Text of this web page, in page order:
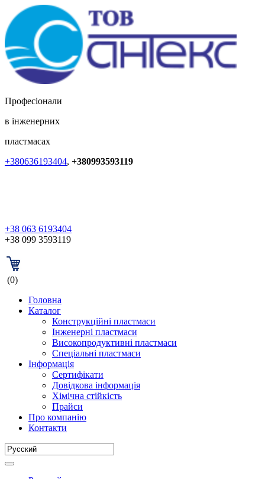
Професіонали
в інженерних
пластмасах
+380636193404, +380993593119
+38 063 6193404
+38 099 3593119
(0)
Головна
Каталог
Конструкційні пластмаси
Інженерні пластмаси
Високопродуктивні пластмаси
Спеціальні пластмаси
Інформація
Сертифікати
Довідкова інформація
Хімічна стійкість
Прайси
Про компанію
Контакти